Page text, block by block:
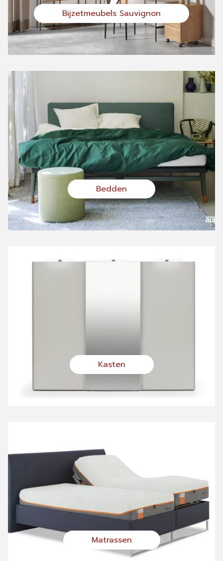
Bijzetmeubels Sauvignon
Bedden
Kasten
Matrassen